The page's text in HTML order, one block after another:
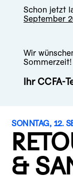
Schon jetzt
September
Wir
Sommerzeit!
Ihr CCFA-
SONNTAG, 12.
&